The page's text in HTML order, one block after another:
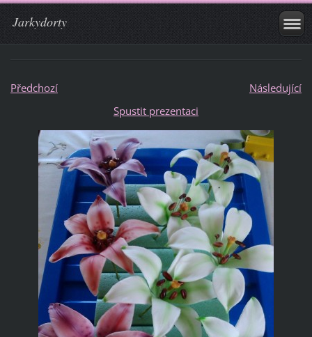
Jarkydorty
Předchozí
Následující
Spustit prezentaci